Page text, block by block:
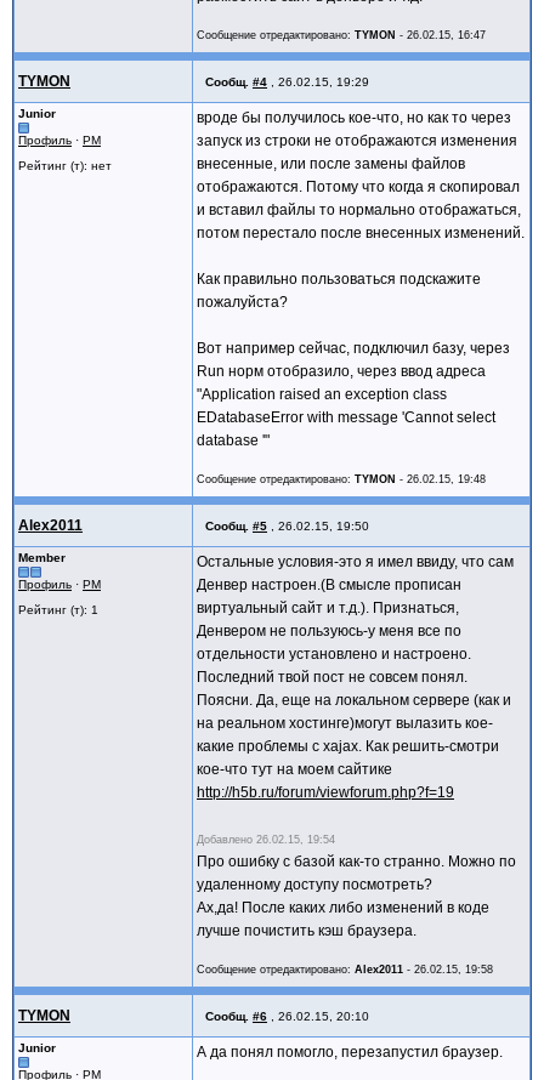
Сообщение отредактировано: TYMON - 26.02.15, 16:47
TYMON Сообщ. #4 26.02.15, 19:29
Junior
Профиль · PM
Рейтинг (т): нет
вроде бы получилось кое-что, но как то через
запуск из строки не отображаются изменения
внесенные, или после замены файлов
отображаются. Потому что когда я скопировал
и вставил файлы то нормально отображаться,
потом перестало после внесенных изменений.
Как правильно пользоваться подскажите
пожалуйста?
Вот например сейчас, подключил базу, через
Run норм отобразило, через ввод адреса
"Application raised an exception class
EDatabaseError with message 'Cannot select
database '"
Сообщение отредактировано: TYMON - 26.02.15, 19:48
Alex2011 Сообщ. #5 26.02.15, 19:50
Member
Профиль · PM
Рейтинг (т): 1
Остальные условия-это я имел ввиду, что сам
Денвер настроен.(В смысле прописан
виртуальный сайт и т.д.). Признаться,
Денвером не пользуюсь-у меня все по
отдельности установлено и настроено.
Последний твой пост не совсем понял.
Поясни. Да, еще на локальном сервере (как и
на реальном хостинге)могут вылазить кое-
какие проблемы с xajax. Как решить-смотри
кое-что тут на моем сайтике
http://h5b.ru/forum/viewforum.php?f=19
Добавлено 26.02.15, 19:54
Про ошибку с базой как-то странно. Можно по
удаленному доступу посмотреть?
Ах,да! После каких либо изменений в коде
лучше почистить кэш браузера.
Сообщение отредактировано: Alex2011 - 26.02.15, 19:58
TYMON Сообщ. #6 26.02.15, 20:10
Junior
Профиль · PM
А да понял помогло, перезапустил браузер.